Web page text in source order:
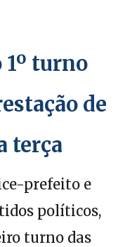
1º turno
de
terça
prefeito e
políticos,
turno das